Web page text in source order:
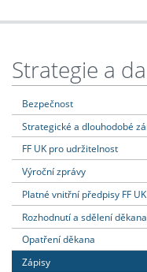
Strategie a
Bezpečnost
Strategické a dlouhodobé
FF UK pro udržitelnost
Výroční zprávy
Platné vnitřní předpisy FF UK
Rozhodnutí a sdělení
Opatření děkana
Zápisy